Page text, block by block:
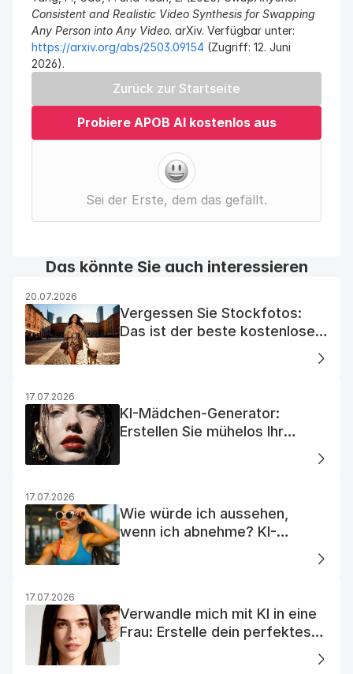
Consistent and Realistic Video Synthesis for Swapping
Any Person into Any Video
https://arxiv.org/abs/2503.09154 (Zugriff: 12. Juni
2026).
Zurück zur Startseite
Probiere APOB AI kostenlos aus
Sei der Erste, dem das gefällt.
Das könnte Sie auch interessieren
20.07.2026
Vergessen Sie Stockfotos:
Das ist der beste kostenlose
17.07.2026
KI-Mädchen-Generator:
Erstellen Sie mühelos Ihr
17.07.2026
Wie würde ich aussehen,
wenn ich abnehme? KI-
17.07.2026
Verwandle mich mit KI in eine
Frau: Erstelle dein perfektes